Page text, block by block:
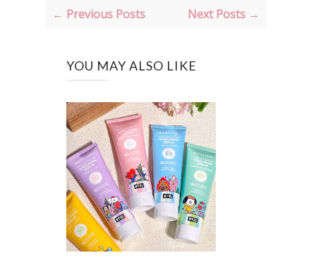
← Previous Posts Next Posts →
YOU MAY ALSO LIKE